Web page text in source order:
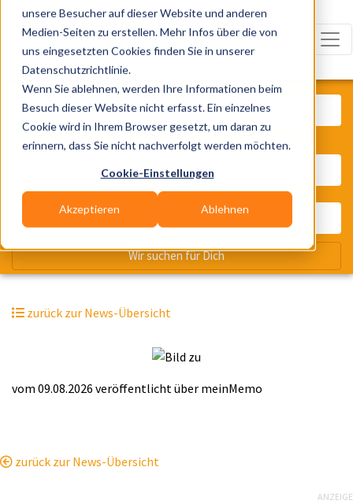
unsere Besucher auf dieser Website und anderen
Medien-Seiten zu erstellen. Mehr Infos über die von
uns eingesetzten Cookies finden Sie in unserer
Datenschutzrichtlinie.
Wenn Sie ablehnen, werden Ihre Informationen beim
Besuch dieser Website nicht erfasst. Ein einzelnes
Cookie wird in Ihrem Browser gesetzt, um daran zu
erinnern, dass Sie nicht nachverfolgt werden möchten.
Cookie-Einstellungen
Akzeptieren Ablehnen
zurück zur News-Übersicht
vom 09.08.2026 veröffentlicht über meinMemo
zurück zur News-Übersicht
Was? Künstler, Zelte, Bands,
Wo? Stadt, PLZ, Ort
Wir suchen für Dich
ANZEIGE